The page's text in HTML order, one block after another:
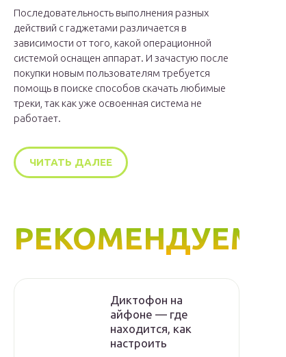
Последовательность выполнения разных
действий с гаджетами различается в
зависимости от того, какой операционной
системой оснащен аппарат. И зачастую после
покупки новым пользователям требуется
помощь в поиске способов скачать любимые
треки, так как уже освоенная система не
работает.
ЧИТАТЬ ДАЛЕЕ
РЕКОМЕНДУЕМ
Диктофон на
айфоне — где
находится, как
настроить